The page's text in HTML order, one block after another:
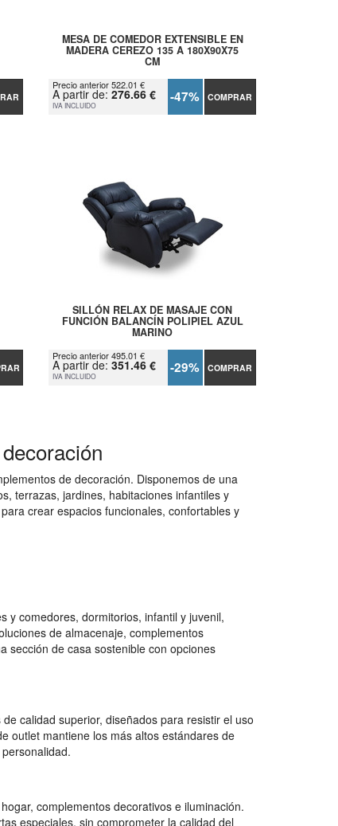
MESA DE COMEDOR EXTENSIBLE EN
MADERA CEREZO 135 A 180X90X75
CM
Precio anterior 522.01 €
A partir de:276.66 €
IVA INCLUIDO -47% COMPRAR
SILLÓN RELAX DE MASAJE CON
FUNCIÓN BALANCÍN POLIPIEL AZUL
MARINO
Precio anterior 495.01 €
A partir de:351.46 €
IVA INCLUIDO -29% COMPRAR
de decoración. Disponemos de una
terrazas, jardines, habitaciones infantiles y
crear espacios funcionales, confortables y
y comedores, dormitorios, infantil y juvenil,
de almacenaje, complementos
sección de casa sostenible con opciones
calidad superior, diseñados para resistir el uso
outlet mantiene los más altos estándares de
complementos decorativos e iluminación.
especiales, sin comprometer la calidad del